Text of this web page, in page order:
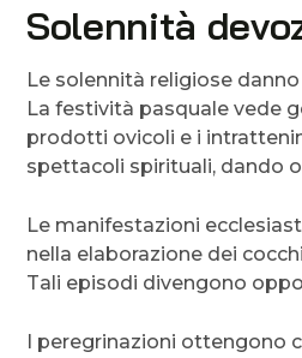
Solennità
Le solennità religiose
La festività pasquale vede
prodotti ovicoli e i
spettacoli spirituali, dando
Le manifestazioni
nella elaborazione dei
Tali episodi divengono
I peregrinazioni ottengono